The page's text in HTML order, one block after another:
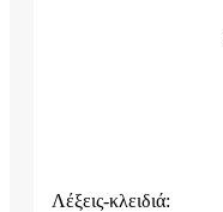
Λέξεις-κλειδιά: